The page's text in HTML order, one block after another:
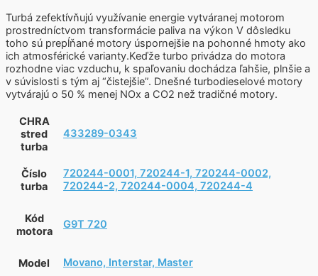
Turbá zefektívňujú využívanie energie vytváranej motorom
prostredníctvom transformácie paliva na výkon V dôsledku
toho sú prepĺňané motory úspornejšie na pohonné hmoty ako
ich atmosférické varianty.Keďže turbo privádza do motora
rozhodne viac vzduchu, k spaľovaniu dochádza ľahšie, plnšie a
v súvislosti s tým aj “čistejšie”. Dnešné turbodieselové motory
vytvárajú o 50 % menej NOx a CO2 než tradičné motory.
CHRA
stred
turba
433289-0343
Číslo
turba
720244-0001, 720244-1, 720244-0002,
720244-2, 720244-0004, 720244-4
Kód
motora
G9T 720
Model Movano, Interstar, Master